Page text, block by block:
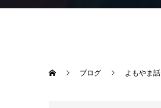
ブログ よもやま話